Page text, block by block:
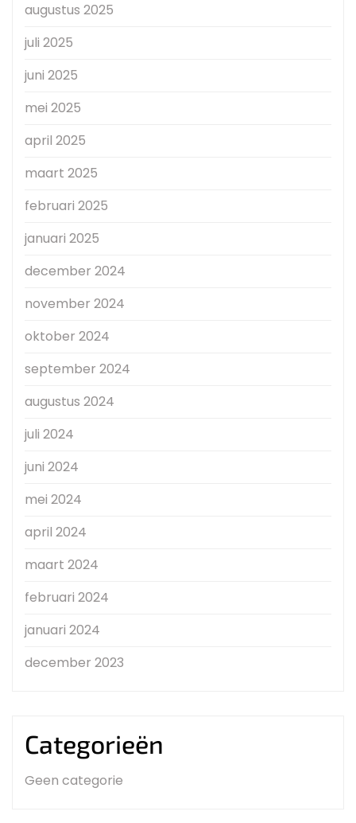
augustus 2025
juli 2025
juni 2025
mei 2025
april 2025
maart 2025
februari 2025
januari 2025
december 2024
november 2024
oktober 2024
september 2024
augustus 2024
juli 2024
juni 2024
mei 2024
april 2024
maart 2024
februari 2024
januari 2024
december 2023
Categorieën
Geen categorie